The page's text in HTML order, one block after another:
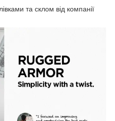
та склом від компанії